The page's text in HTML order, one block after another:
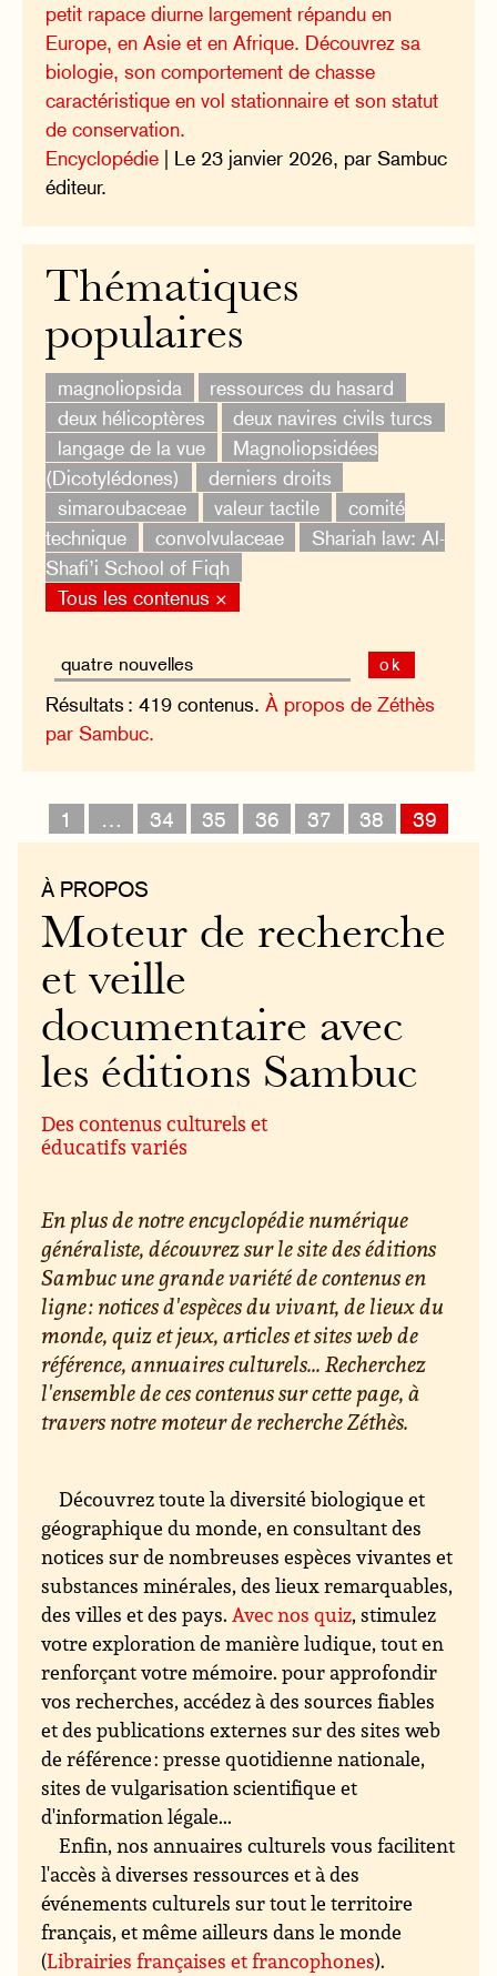
petit rapace diurne largement répandu en
Europe, en Asie et en Afrique. Découvrez sa
biologie, son comportement de chasse
caractéristique en vol stationnaire et son statut
de conservation.
Encyclopédie | Le 23 janvier 2026, par Sambuc
éditeur.
Thématiques
populaires
magnoliopsida
ressources du hasard
deux hélicoptères
deux navires civils turcs
langage de la vue
Magnoliopsidées
(Dicotylédones)
derniers droits
simaroubaceae
valeur tactile
comité
technique
convolvulaceae
Shariah law: Al-
Shafi’i School of Fiqh
Tous les contenus ×
ok
Résultats : 419 contenus.À propos de Zéthès
par Sambuc.
1 … 34 35 36 37 38 39
À PROPOS
Moteur de recherche
et veille
documentaire avec
les éditions Sambuc
Des contenus culturels et
éducatifs variés
En plus de notre encyclopédie numérique
généraliste, découvrez sur le site des éditions
Sambuc une grande variété de contenus en
ligne : notices d'espèces du vivant, de lieux du
monde, quiz et jeux, articles et sites web de
référence, annuaires culturels... Recherchez
l'ensemble de ces contenus sur cette page, à
travers notre moteur de recherche Zéthès.
Découvrez toute la diversité biologique et
géographique du monde, en consultant des
notices sur de nombreuses espèces vivantes et
substances minérales, des lieux remarquables,
des villes et des pays.Avec nos quiz, stimulez
votre exploration de manière ludique, tout en
renforçant votre mémoire. pour approfondir
vos recherches, accédez à des sources fiables
et des publications externes sur des sites web
de référence : presse quotidienne nationale,
sites de vulgarisation scientifique et
d'information légale...
Enfin, nos annuaires culturels vous facilitent
l'accès à diverses ressources et à des
événements culturels sur tout le territoire
français, et même ailleurs dans le monde
(Librairies françaises et francophones).